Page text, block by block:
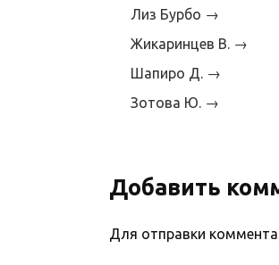
Лиз Бурбо →
Жикаринцев В. →
Шапиро Д. →
Зотова Ю. →
Добавить
Для отправки